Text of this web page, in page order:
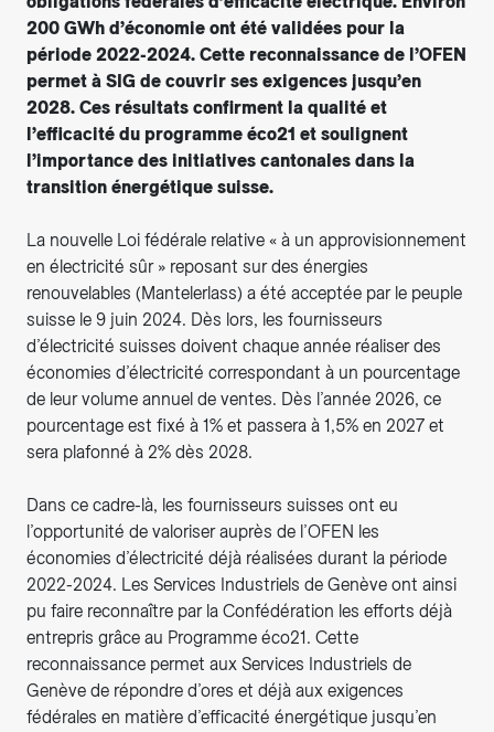
200 GWh d’économie ont été validées pour la
période 2022-2024. Cette reconnaissance de l’OFEN
permet à SIG de couvrir ses exigences jusqu’en
2028. Ces résultats confirment la qualité et
l’efficacité du programme éco21 et soulignent
l’importance des initiatives cantonales dans la
transition énergétique suisse.
La nouvelle Loi fédérale relative « à un approvisionnement
en électricité sûr » reposant sur des énergies
renouvelables (Mantelerlass) a été acceptée par le peuple
suisse le 9 juin 2024. Dès lors, les fournisseurs
d’électricité suisses doivent chaque année réaliser des
économies d’électricité correspondant à un pourcentage
de leur volume annuel de ventes. Dès l’année 2026, ce
pourcentage est fixé à 1% et passera à 1,5% en 2027 et
sera plafonné à 2% dès 2028.
Dans ce cadre-là, les fournisseurs suisses ont eu
l’opportunité de valoriser auprès de l’OFEN les
économies d’électricité déjà réalisées durant la période
2022-2024. Les Services Industriels de Genève ont ainsi
pu faire reconnaître par la Confédération les efforts déjà
entrepris grâce au Programme éco21. Cette
reconnaissance permet aux Services Industriels de
Genève de répondre d’ores et déjà aux exigences
fédérales en matière d’efficacité énergétique jusqu’en